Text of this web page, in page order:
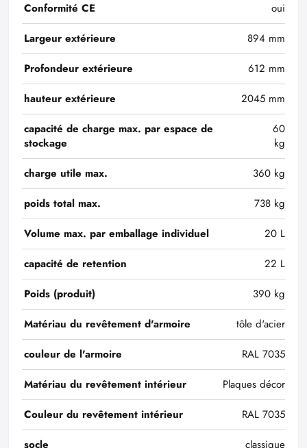
Conformité CE
oui
Largeur extérieure
894 mm
Profondeur extérieure
612 mm
hauteur extérieure
2045 mm
capacité de charge max. par espace de
stockage
60
kg
charge utile max.
360 kg
poids total max.
738 kg
Volume max. par emballage individuel
20 L
capacité de retention
22 L
Poids (produit)
390 kg
Matériau du revêtement d'armoire
tôle d'acier
couleur de l'armoire
RAL 7035
Matériau du revêtement intérieur
Plaques décor
Couleur du revêtement intérieur
RAL 7035
socle
classique